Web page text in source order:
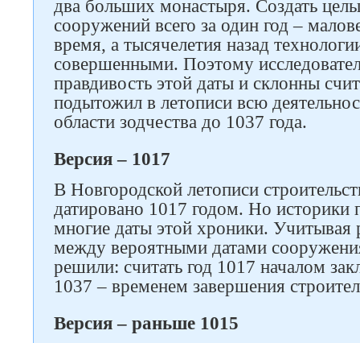
два больших монастыря. Создать
сооружений всего за один год –
время, а тысячелетия назад
совершенными. Поэтому
правдивость этой даты и склонны
подытожил в летописи всю
области зодчества до 1037 года.
Версия – 1017
В Новгородской летописи
датировано 1017 годом. Но историки
многие даты этой хроники. Учитывая
между вероятными датами
решили: считать год 1017 началом
1037 – временем завершения
Версия – раньше 1015